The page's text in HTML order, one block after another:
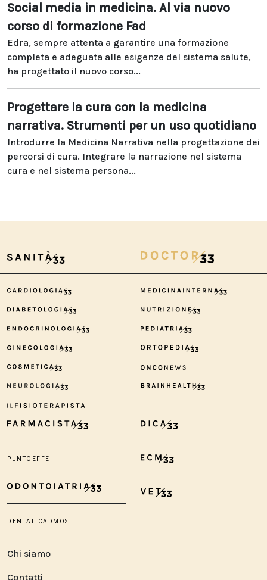
Social media in medicina. Al via nuovo
corso di formazione Fad
Edra, sempre attenta a garantire una formazione
completa e adeguata alle esigenze del sistema salute,
ha progettato il nuovo corso...
Progettare la cura con la medicina
narrativa. Strumenti per un uso quotidiano
Introdurre la Medicina Narrativa nella progettazione dei
percorsi di cura. Integrare la narrazione nel sistema
cura e nel sistema persona...
Chi siamo
Contatti